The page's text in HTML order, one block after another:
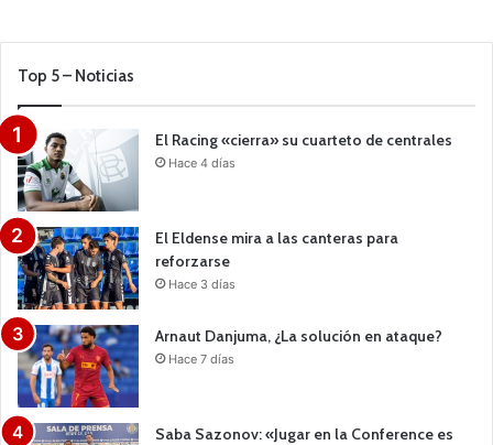
Top 5 – Noticias
El Racing «cierra» su cuarteto de centrales
Hace 4 días
El Eldense mira a las canteras para
reforzarse
Hace 3 días
Arnaut Danjuma, ¿La solución en ataque?
Hace 7 días
Saba Sazonov: «Jugar en la Conference es